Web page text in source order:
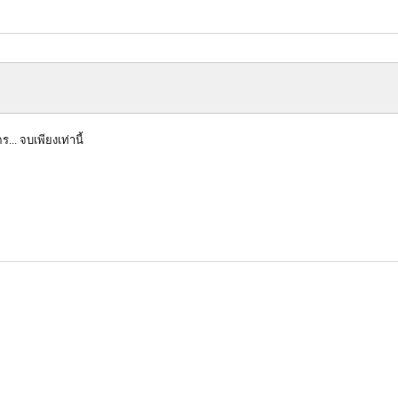
... จบเพียงเท่านี้